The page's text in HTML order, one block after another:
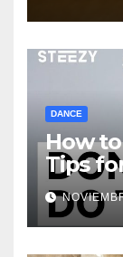
DANCE
How
Tips